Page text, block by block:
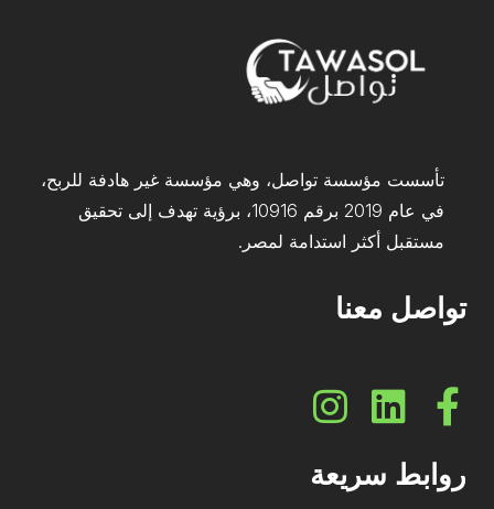
تأسست مؤسسة تواصل، وهي مؤسسة غير هادفة للربح،
في عام 2019 برقم 10916، برؤية تهدف إلى تحقيق
مستقبل أكثر استدامة لمصر.
تواصل معنا
روابط سريعة